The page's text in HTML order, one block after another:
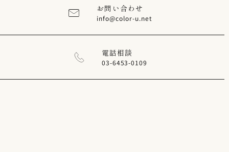
お問い合わせ
info@color-u.net
電話相談
03-6453-0109